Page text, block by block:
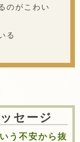
のがこわい
る
セージ
う不安から抜